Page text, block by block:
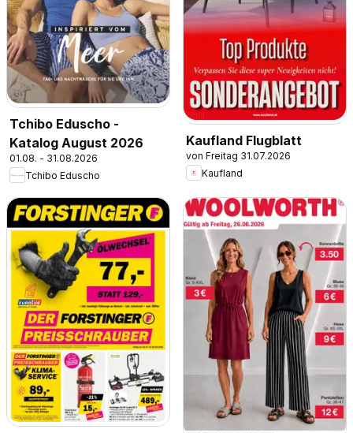
Tchibo Eduscho -
Katalog August 2026
01.08. - 31.08.2026
Tchibo Eduscho
Kaufland Flugblatt
von Freitag 31.07.2026
Kaufland